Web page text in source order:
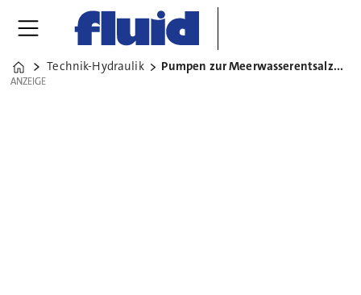
Home
Technik-Hydraulik Pumpen zur Meerwasserentsalzung
ANZEIGE
ANZEIGE